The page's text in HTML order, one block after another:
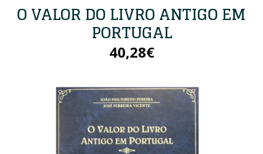
O VALOR DO LIVRO ANTIGO EM
PORTUGAL
40,28€